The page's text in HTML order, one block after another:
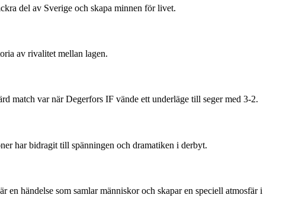
del av Sverige och skapa minnen för livet.
av rivalitet mellan lagen.
match var när Degerfors IF vände ett underläge till seger med 3-2.
har bidragit till spänningen och dramatiken i derbyt.
händelse som samlar människor och skapar en speciell atmosfär i